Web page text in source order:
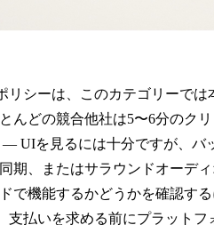
リシーは、このカテゴリーでは
んどの競合他社は5〜6分のク
UIを見るには十分ですが、バ
期、またはサラウンドオーデ
で機能するかどうかを確認す
支払いを求める前にプラットフ